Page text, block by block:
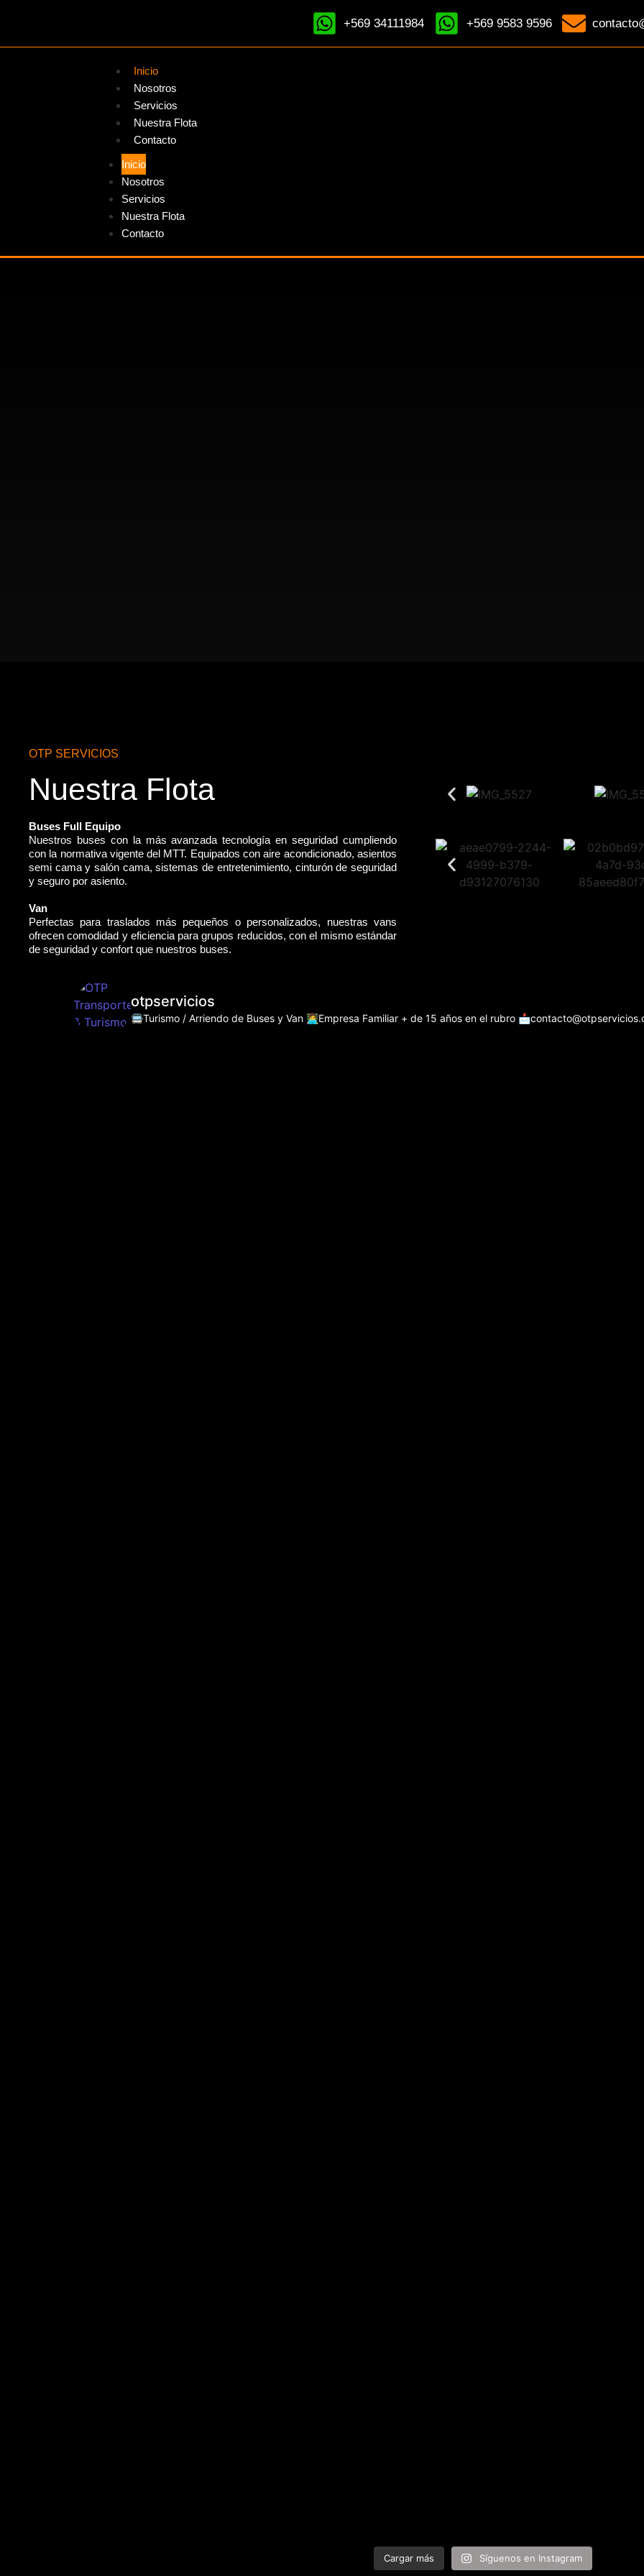
+569 34111984 +569 9583 9596
Inicio
Nosotros
Servicios
Nuestra Flota
Contacto
Inicio
Nosotros
Servicios
Nuestra Flota
Contacto
OTP SERVICIOS
Nuestra Flota
Buses Full Equipo
Nuestros buses con la más avanzada tecnología en seguridad cumpliendo
con la normativa vigente del MTT. Equipados con aire acondicionado, asientos
semi cama y salón cama, sistemas de entretenimiento, cinturón de seguridad
y seguro por asiento.
Van
Perfectas para traslados más pequeños o personalizados, nuestras vans
ofrecen comodidad y eficiencia para grupos reducidos, con el mismo estándar
de seguridad y confort que nuestros buses.
otpservicios
🚍Turismo / Arriendo de Buses y Van 👩‍💻Empresa Familiar + de 15 años en el rubro
Cargar más Síguenos en Instagram